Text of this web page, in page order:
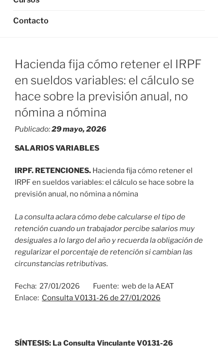
Contacto
Hacienda fija cómo retener el IRPF
en sueldos variables: el cálculo se
hace sobre la previsión anual, no
nómina a nómina
Publicado:29 mayo, 2026
SALARIOS VARIABLES
IRPF. RETENCIONES. Hacienda fija cómo retener el
IRPF en sueldos variables: el cálculo se hace sobre la
previsión anual, no nómina a nómina
La consulta aclara cómo debe calcularse el tipo de
retención cuando un trabajador percibe salarios muy
desiguales a lo largo del año y recuerda la obligación de
regularizar el porcentaje de retención si cambian las
circunstancias retributivas.
Fecha: 27/01/2026 Fuente: web de la AEAT
Enlace: Consulta V0131-26 de 27/01/2026
SÍNTESIS: La Consulta Vinculante V0131-26